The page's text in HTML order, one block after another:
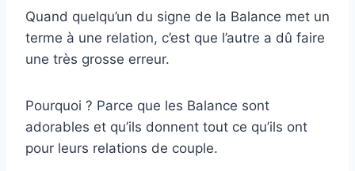
Quand quelqu’un du signe de la Balance met un
terme à une relation, c’est que l’autre a dû faire
une très grosse erreur.
Pourquoi ? Parce que les Balance sont
adorables et qu’ils donnent tout ce qu’ils ont
pour leurs relations de couple.